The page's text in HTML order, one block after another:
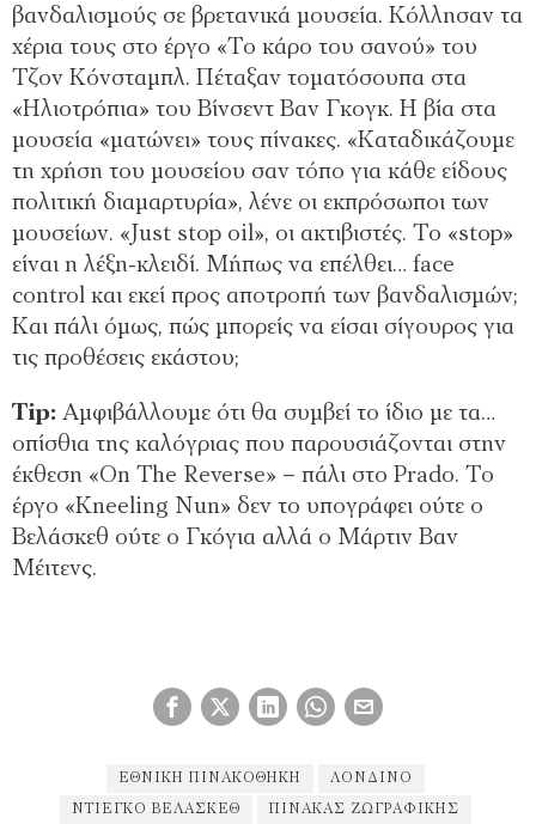
βανδαλισμούς σε βρετανικά μουσεία. Κόλλησαν τα
χέρια τους στο έργο «Το κάρο του σανού» του
Τζον Κόνσταμπλ. Πέταξαν τοματόσουπα στα
«Ηλιοτρόπια» του Βίνσεντ Βαν Γκογκ. Η βία στα
μουσεία «ματώνει» τους πίνακες. «Καταδικάζουμε
τη χρήση του μουσείου σαν τόπο για κάθε είδους
πολιτική διαμαρτυρία», λένε οι εκπρόσωποι των
μουσείων. «Just stop oil», οι ακτιβιστές. Το «stop»
είναι η λέξη-κλειδί. Μήπως να επέλθει… face
control και εκεί προς αποτροπή των βανδαλισμών;
Και πάλι όμως, πώς μπορείς να είσαι σίγουρος για
τις προθέσεις εκάστου;
Tip: Αμφιβάλλουμε ότι θα συμβεί το ίδιο με τα…
οπίσθια της καλόγριας που παρουσιάζονται στην
έκθεση «Οn The Reverse» – πάλι στο Prado. Το
έργο «Kneeling Nun» δεν το υπογράφει ούτε ο
Βελάσκεθ ούτε ο Γκόγια αλλά ο Μάρτιν Βαν
Μέιτενς.
ΕΘΝΙΚΉ ΠΙΝΑΚΟΘΉΚΗ ΛΟΝΔΊΝΟ
ΝΤΙΈΓΚΟ ΒΕΛΆΣΚΕΘ ΠΙΝΑΚΑΣ ΖΩΓΡΑΦΙΚΉΣ